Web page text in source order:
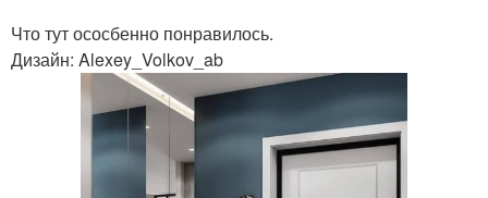
Что тут ососбенно понравилось.
Дизайн: Alexey_Volkov_ab